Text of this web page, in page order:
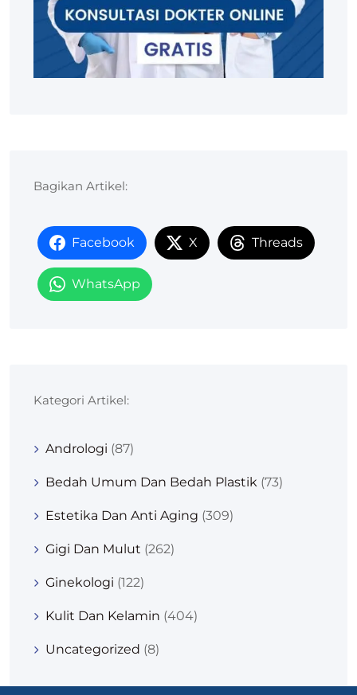
Bagikan Artikel:
Facebook X Threads
WhatsApp
Kategori Artikel:
Andrologi (87)
Bedah Umum Dan Bedah Plastik (73)
Estetika Dan Anti Aging (309)
Gigi Dan Mulut (262)
Ginekologi (122)
Kulit Dan Kelamin (404)
Uncategorized (8)